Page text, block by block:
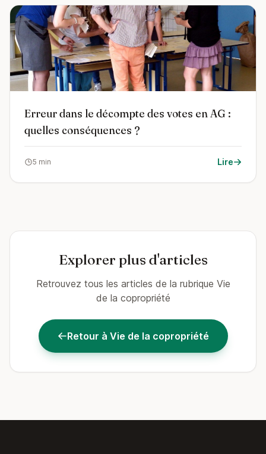
Erreur dans le décompte des votes en AG :
quelles conséquences ?
5 min Lire
Explorer plus d'articles
Retrouvez tous les articles de la rubrique Vie
de la copropriété
Retour à Vie de la copropriété